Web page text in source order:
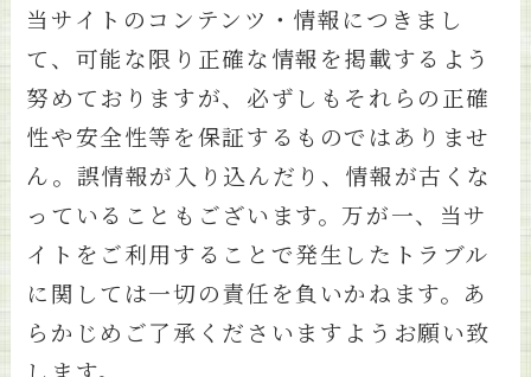
当サイトのコンテンツ・情報につきまし
て、可能な限り正確な情報を掲載するよう
努めておりますが、必ずしもそれらの正確
性や安全性等を保証するものではありませ
ん。誤情報が入り込んだり、情報が古くな
っていることもございます。万が一、当サ
イトをご利用することで発生したトラブル
に関しては一切の責任を負いかねます。あ
らかじめご了承くださいますようお願い致
します。